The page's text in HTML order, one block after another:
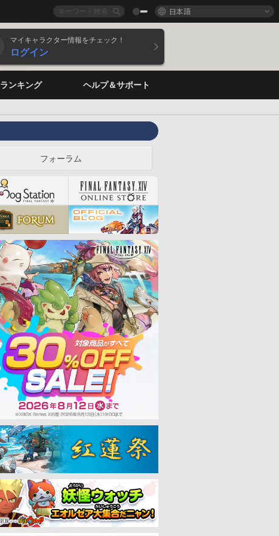
日本語
マイキャラクター情報をチェック！
ログイン
ランキング ヘルプ＆サポート
フォーラム